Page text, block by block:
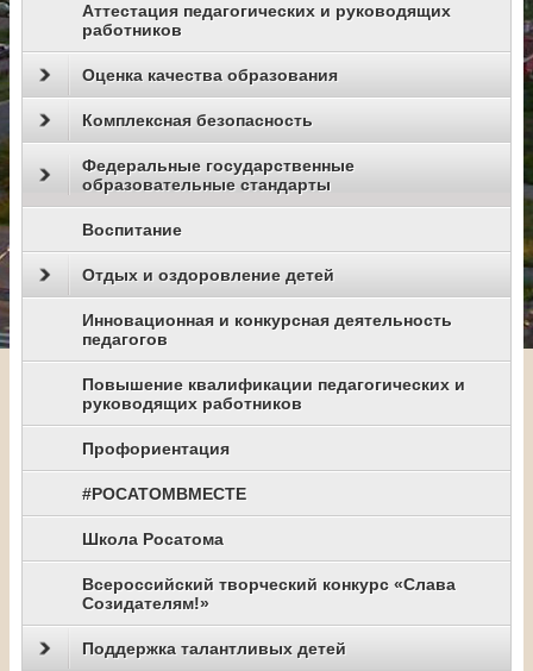
Аттестация педагогических и руководящих
работников
Оценка качества образования
Комплексная безопасность
Федеральные государственные
образовательные стандарты
Воспитание
Отдых и оздоровление детей
Инновационная и конкурсная деятельность
педагогов
Повышение квалификации педагогических и
руководящих работников
Профориентация
#РОСАТОМВМЕСТЕ
Школа Росатома
Всероссийский творческий конкурс «Слава
Созидателям!»
Поддержка талантливых детей